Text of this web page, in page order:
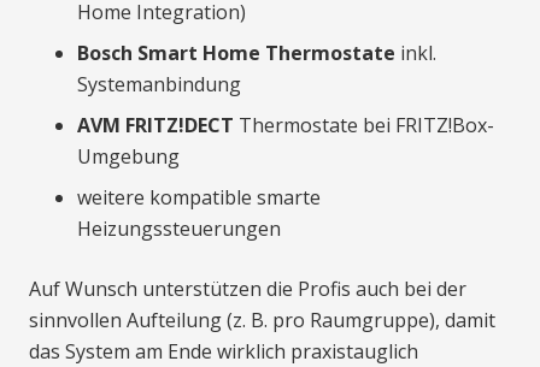
Home Integration)
Bosch Smart Home Thermostate inkl.
Systemanbindung
AVM FRITZ!DECT Thermostate bei FRITZ!Box-
Umgebung
weitere kompatible smarte
Heizungssteuerungen
Auf Wunsch unterstützen die Profis auch bei der
sinnvollen Aufteilung (z. B. pro Raumgruppe), damit
das System am Ende wirklich praxistauglich